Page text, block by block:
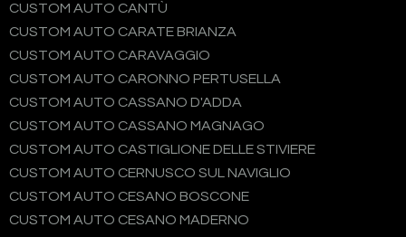
CUSTOM AUTO CANTÙ
CUSTOM AUTO CARATE BRIANZA
CUSTOM AUTO CARAVAGGIO
CUSTOM AUTO CARONNO PERTUSELLA
CUSTOM AUTO CASSANO D'ADDA
CUSTOM AUTO CASSANO MAGNAGO
CUSTOM AUTO CASTIGLIONE DELLE STIVIERE
CUSTOM AUTO CERNUSCO SUL NAVIGLIO
CUSTOM AUTO CESANO BOSCONE
CUSTOM AUTO CESANO MADERNO